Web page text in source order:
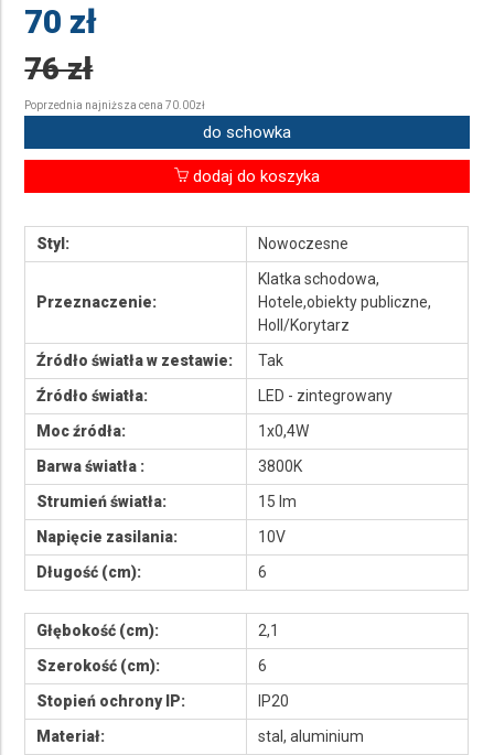
70 zł
76 zł
Poprzednia najniższa cena 70.00zł
do schowka
dodaj do koszyka
Styl: Nowoczesne
Przeznaczenie:
Klatka schodowa,
Hotele,obiekty publiczne,
Holl/Korytarz
Źródło światła w zestawie:
Tak
Źródło światła:
LED - zintegrowany
Moc źródła:
1x0,4W
Barwa światła :
3800K
Strumień światła:
15 lm
Napięcie zasilania:
10V
Długość (cm):
6
Głębokość (cm):
2,1
Szerokość (cm):
6
Stopień ochrony IP:
IP20
Materiał:
stal, aluminium